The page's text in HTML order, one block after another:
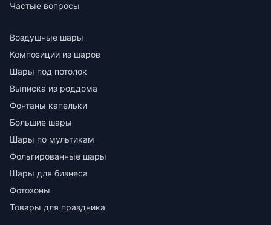
Частые вопросы
Воздушные шары
Композиции из шаров
Шары под потолок
Выписка из роддома
Фонтаны капельки
Большие шары
Шары по мультикам
Фольгированные шары
Шары для бизнеса
Фотозоны
Товары для праздника